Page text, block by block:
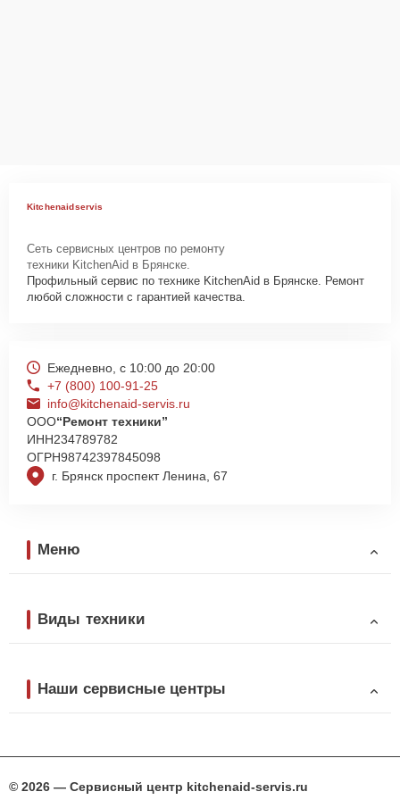
Для запуска процесса ремонта посудомоечной машины KitchenAid
специалисты оперативно проконсультируют по всем необходимым
вопросам, запишут на диагностику, подскажут с вариантами
курьерской доставки или оформят выезд мастера в удобное время
и место.
Kitchenaidservis
Сеть сервисных центров по ремонту
техники KitchenAid в Брянске.
Профильный сервис по технике KitchenAid в Брянске. Ремонт
любой сложности с гарантией качества.
г. Брянск проспект Ленина, 67
Ежедневно, с 10:00 до 20:00
+7 (800) 100-91-25
info@kitchenaid-servis.ru
ООО“Ремонт техники”
ИНН234789782
ОГРН98742397845098
Меню
Виды техники
Наши сервисные центры
© 2026 — Сервисный центр kitchenaid-servis.ru